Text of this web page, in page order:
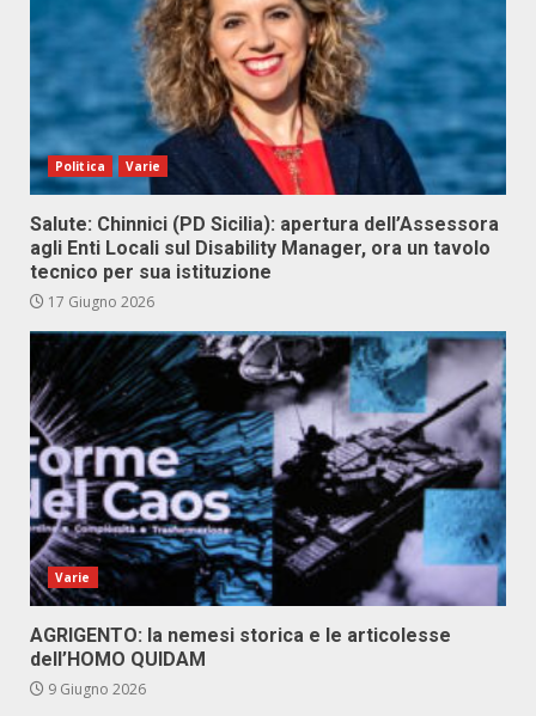
Politica Varie
Salute: Chinnici (PD Sicilia): apertura dell’Assessora
agli Enti Locali sul Disability Manager, ora un tavolo
tecnico per sua istituzione
17 Giugno 2026
Varie
AGRIGENTO: la nemesi storica e le articolesse
dell’HOMO QUIDAM
9 Giugno 2026